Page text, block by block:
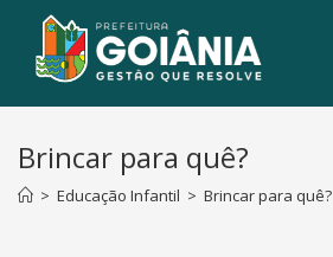
Brincar para quê?
> Educação Infantil > Brincar para quê?